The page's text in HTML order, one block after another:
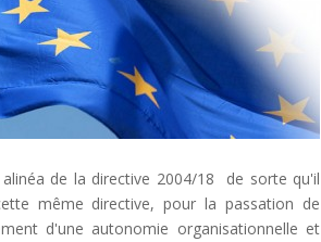
de la directive 2004/18 de sorte qu'il
même directive, pour la passation de
d'une autonomie organisationnelle et